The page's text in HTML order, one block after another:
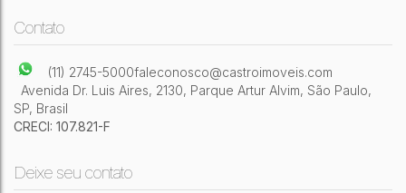
Contato
(11) 2745-5000faleconosco@castroimoveis.com
Avenida Dr. Luis Aires, 2130, Parque Artur Alvim, São Paulo,
SP, Brasil
CRECI: 107.821-F
Deixe seu contato